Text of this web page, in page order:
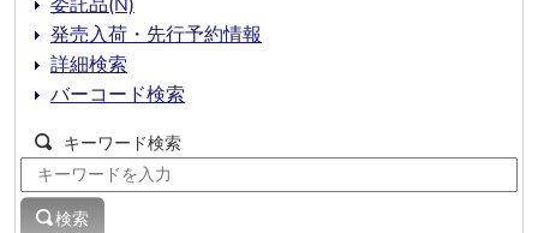
発売入荷・先行予約情報
詳細検索
バーコード検索
キーワード検索
検索